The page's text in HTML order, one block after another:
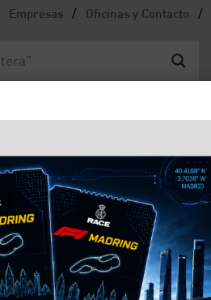
Empresas / Oficinas y Contacto /
un vehículo